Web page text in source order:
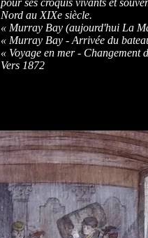
pour ses croquis vivants et
Nord au XIXe siècle.
« Murray Bay (aujourd'hui La
« Murray Bay - Arrivée du
« Voyage en mer - Changement
Vers 1872